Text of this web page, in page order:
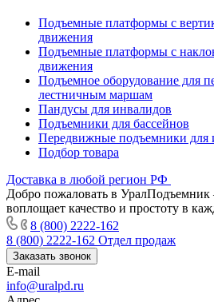
Подъемные платформы с
движения
Подъемные платформы с
движения
Подъемное оборудование для
лестничным маршам
Пандусы для инвалидов
Подъемники для бассейнов
Передвижные подъемники для
Подбор товара
Доставка в любой регион РФ
Добро пожаловать в УралПодъемник
воплощает качество и простоту в
8 (800) 2222-162
8 (800) 2222-162 Отдел продаж
Заказать звонок
E-mail
info@uralpd.ru